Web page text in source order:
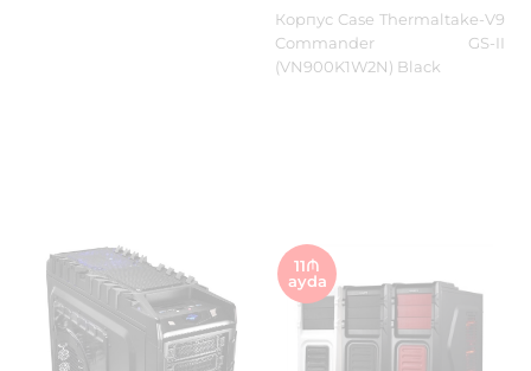
Корпус Case Thermaltake-V9
Commander GS-II
(VN900K1W2N) Black
11₼
ayda